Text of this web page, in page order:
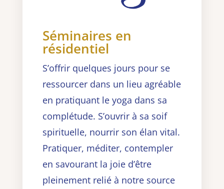
Séminaires en
résidentiel
S’offrir quelques jours pour se
ressourcer dans un lieu agréable
en pratiquant le yoga dans sa
complétude. S’ouvrir à sa soif
spirituelle, nourrir son élan vital.
Pratiquer, méditer, contempler
en savourant la joie d’être
pleinement relié à notre source